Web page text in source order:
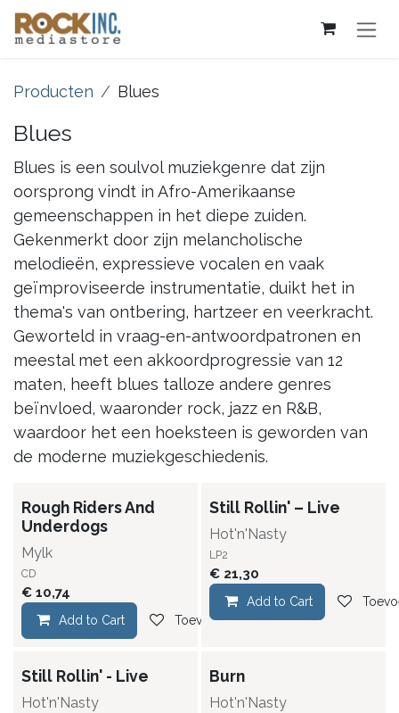
Overslaan naar inhoud
Producten Blues
Blues
Blues is een soulvol muziekgenre dat zijn
oorsprong vindt in Afro-Amerikaanse
gemeenschappen in het diepe zuiden.
Gekenmerkt door zijn melancholische
melodieën, expressieve vocalen en vaak
geïmproviseerde instrumentatie, duikt het in
thema's van ontbering, hartzeer en veerkracht.
Geworteld in vraag-en-antwoordpatronen en
meestal met een akkoordprogressie van 12
maten, heeft blues talloze andere genres
beïnvloed, waaronder rock, jazz en R&B,
waardoor het een hoeksteen is geworden van
de moderne muziekgeschiedenis.
Rough Riders And
Underdogs
Mylk
CD
€ 10,74
Add to Cart Toevoegen aan verlanglijst
Still Rollin' – Live
Hot'n'Nasty
LP2
€ 21,30
Add to Cart
Still Rollin' - Live
Hot'n'Nasty
Burn
Hot'n'Nasty